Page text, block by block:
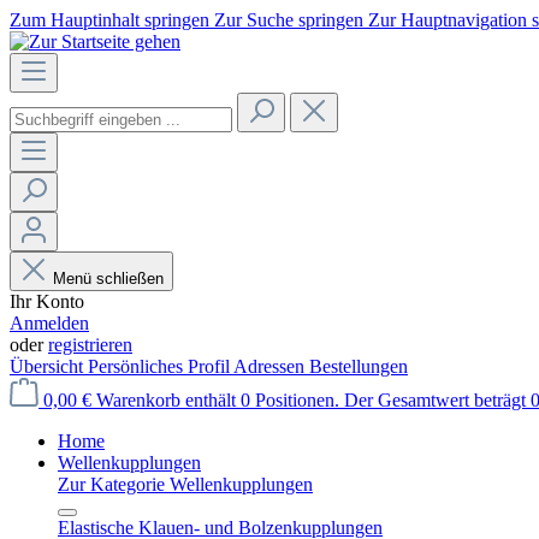
Zum Hauptinhalt springen Zur Suche springen Zur Hauptnavigation
Menü schließen
Ihr Konto
Anmelden
oderregistrieren
Übersicht Persönliches Profil Adressen Bestellungen
0,00 € Warenkorb enthält 0 Positionen. Der Gesamtwert beträgt
Home
Wellenkupplungen
Zur Kategorie Wellenkupplungen
Elastische Klauen- und Bolzenkupplungen